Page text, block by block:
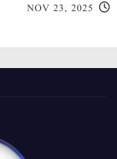
NOV 23, 2025